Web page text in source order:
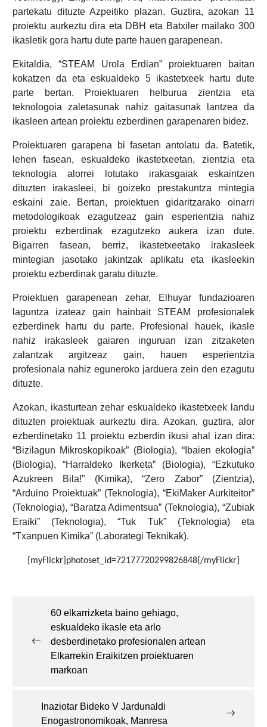
partekatu dituzte Azpeitiko plazan. Guztira, azokan 11
proiektu aurkeztu dira eta DBH eta Batxiler mailako 300
ikasletik gora hartu dute parte hauen garapenean.
Ekitaldia, “STEAM Urola Erdian” proiektuaren baitan
kokatzen da eta eskualdeko 5 ikastetxeek hartu dute
parte bertan. Proiektuaren helburua zientzia eta
teknologoia zaletasunak nahiz gaitasunak lantzea da
ikasleen artean proiektu ezberdinen garapenaren bidez.
Proiektuaren garapena bi fasetan antolatu da. Batetik,
lehen fasean, eskualdeko ikastetxeetan, zientzia eta
teknologia alorrei lotutako irakasgaiak eskaintzen
dituzten irakasleei, bi goizeko prestakuntza mintegia
eskaini zaie. Bertan, proiektuen gidaritzarako oinarri
metodologikoak ezagutzeaz gain esperientzia nahiz
proiektu ezberdinak ezagutzeko aukera izan dute.
Bigarren fasean, berriz, ikastetxeetako irakasleek
mintegian jasotako jakintzak aplikatu eta ikasleekin
proiektu ezberdinak garatu dituzte.
Proiektuen garapenean zehar, Elhuyar fundazioaren
laguntza izateaz gain hainbait STEAM profesionalek
ezberdinek hartu du parte. Profesional hauek, ikasle
nahiz irakasleek gaiaren inguruan izan zitzaketen
zalantzak argitzeaz gain, hauen esperientzia
profesionala nahiz eguneroko jarduera zein den ezagutu
dituzte.
Azokan, ikasturtean zehar eskualdeko ikastetxeek landu
dituzten proiektuak aurkeztu dira. Azokan, guztira, alor
ezberdinetako 11 proiektu ezberdin ikusi ahal izan dira:
“Bizilagun Mikroskopikoak” (Biologia), “Ibaien ekologia”
(Biologia), “Harraldeko Ikerketa” (Biologia), “Ezkutuko
Azukreen Bila!” (Kimika), “Zero Zabor” (Zientzia),
“Arduino Proiektuak” (Teknologia), “EkiMaker Aurkiteitor”
(Teknologia), “Baratza Adimentsua” (Teknologia), “Zubiak
Eraiki” (Teknologia), “Tuk Tuk” (Teknologia) eta
“Txanpuen Kimika” (Laborategi Teknikak).
{myFlickr}photoset_id=72177720299826848{/myFlickr}
60 elkarrizketa baino gehiago,
eskualdeko ikasle eta arlo
desberdinetako profesionalen artean
Elkarrekin Eraikitzen proiektuaren
markoan
Inaziotar Bideko V Jardunaldi
Enogastronomikoak, Manresa